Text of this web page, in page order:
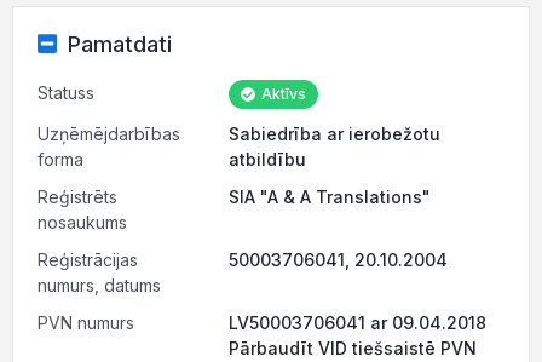
Pamatdati
Statuss Aktīvs
Uzņēmējdarbības
forma
Sabiedrība ar ierobežotu
atbildību
Reģistrēts
nosaukums
SIA "A & A Translations"
Reģistrācijas
numurs, datums
50003706041, 20.10.2004
PVN numurs
LV50003706041 ar 09.04.2018
Pārbaudīt VID tiešsaistē PVN